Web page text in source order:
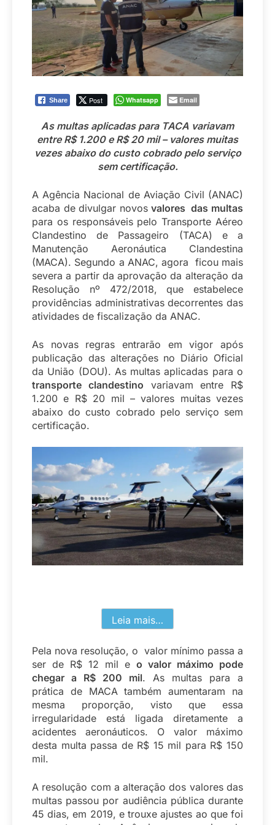
Share Post Whatsapp Email
As multas aplicadas para TACA variavam
entre R$ 1.200 e R$ 20 mil – valores muitas
vezes abaixo do custo cobrado pelo serviço
sem certificação.
A Agência Nacional de Aviação Civil (ANAC)
acaba de divulgar novosvalores das multas
para os responsáveis pelo Transporte Aéreo
Clandestino de Passageiro (TACA) e a
Manutenção Aeronáutica Clandestina
(MACA). Segundo a ANAC, agora ficou mais
severa a partir da aprovação da alteração da
Resolução nº 472/2018, que estabelece
providências administrativas decorrentes das
atividades de fiscalização da ANAC.
As novas regras entrarão em vigor após
publicação das alterações no Diário Oficial
da União (DOU). As multas aplicadas para o
transporte clandestino variavam entre R$
1.200 e R$ 20 mil – valores muitas vezes
abaixo do custo cobrado pelo serviço sem
certificação.
Leia mais…
Pela nova resolução, o valor mínimo passa a
ser de R$ 12 mil e o valor máximo pode
chegar a R$ 200 mil. As multas para a
prática de MACA também aumentaram na
mesma proporção, visto que essa
irregularidade está ligada diretamente a
acidentes aeronáuticos. O valor máximo
desta multa passa de R$ 15 mil para R$ 150
mil.
A resolução com a alteração dos valores das
multas passou por audiência pública durante
45 dias, em 2019, e trouxe ajustes ao que foi